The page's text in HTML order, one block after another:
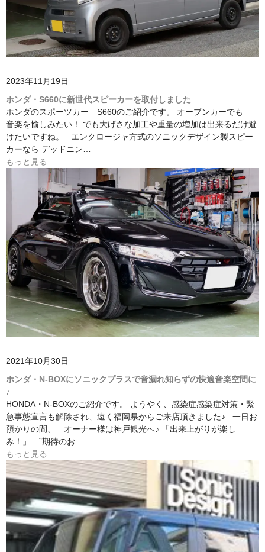
2023年11月19日
ホンダ・S660に新世代スピーカーを取付しました
ホンダのスポーツカー S660のご紹介です。 オープンカーでも
音楽を愉しみたい！ でも大げさな加工や重量の増加は出来るだけ避
けたいですね。 エンクロージャ方式のソニックデザイン製スピー
カーなら デッドニン…
もっと見る
2021年10月30日
ホンダ・N-BOXにソニックプラスで音漏れ知らずの快適音楽空間に
♪
HONDA・N-BOXのご紹介です。 ようやく、感染症感染症対策・緊
急事態宣言も解除され、遠く福岡県からご来店頂きました♪ 一日お
預かりの間、 オーナー様は神戸観光へ♪ 「出来上がりが楽し
み！」 ”期待のお…
もっと見る